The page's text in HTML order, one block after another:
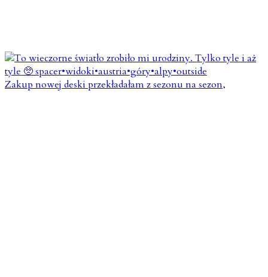
Zakup nowej deski przekładałam z sezonu na sezon,